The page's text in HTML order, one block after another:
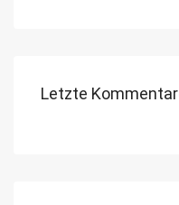
Letzte